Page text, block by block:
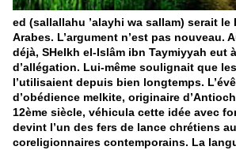
ed (sallallahu ’alayhi wa sallam) serait le
Arabes. L’argument n’est pas nouveau.
déjà, SHeIkh el-Islâm ibn Taymiyyah eut
d’allégation. Lui-même soulignait que
l’utilisaient depuis bien longtemps.
d’obédience melkite, originaire
12ème siècle, véhicula cette idée avec
devint l’un des fers de lance chrétiens
coreligionnaires contemporains. La